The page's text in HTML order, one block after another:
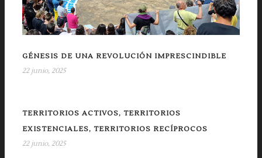
GÉNESIS DE UNA REVOLUCIÓN IMPRESCINDIBLE
22 junio, 2025
TERRITORIOS ACTIVOS, TERRITORIOS
EXISTENCIALES, TERRITORIOS RECÍPROCOS
22 junio, 2025